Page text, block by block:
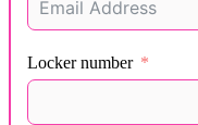
Locker number